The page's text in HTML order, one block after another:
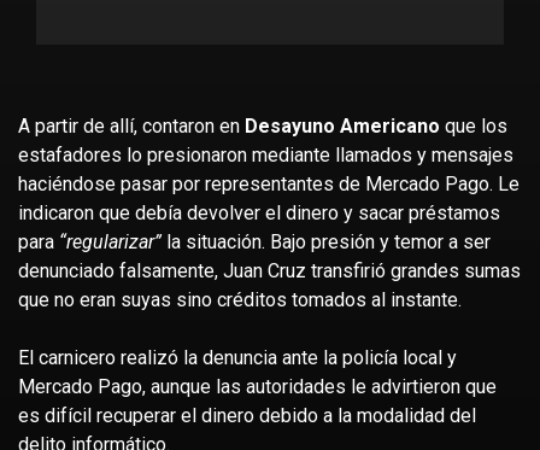
A partir de allí, contaron en Desayuno Americano que los
estafadores lo presionaron mediante llamados y mensajes
haciéndose pasar por representantes de Mercado Pago. Le
indicaron que debía devolver el dinero y sacar préstamos
para “regularizar” la situación. Bajo presión y temor a ser
denunciado falsamente, Juan Cruz transfirió grandes sumas
que no eran suyas sino créditos tomados al instante.
El carnicero realizó la denuncia ante la policía local y
Mercado Pago, aunque las autoridades le advirtieron que
es difícil recuperar el dinero debido a la modalidad del
delito informático.